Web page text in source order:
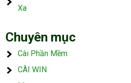
Xa
Chuyên mục
Cài Phần Mềm
CÀI WIN